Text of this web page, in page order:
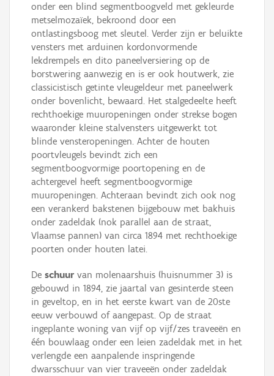
onder een blind segmentboogveld met gekleurde
metselmozaïek, bekroond door een
ontlastingsboog met sleutel. Verder zijn er beluikte
vensters met arduinen kordonvormende
lekdrempels en dito paneelversiering op de
borstwering aanwezig en is er ook houtwerk, zie
classicistisch getinte vleugeldeur met paneelwerk
onder bovenlicht, bewaard. Het stalgedeelte heeft
rechthoekige muuropeningen onder strekse bogen
waaronder kleine stalvensters uitgewerkt tot
blinde vensteropeningen. Achter de houten
poortvleugels bevindt zich een
segmentboogvormige poortopening en de
achtergevel heeft segmentboogvormige
muuropeningen. Achteraan bevindt zich ook nog
een verankerd bakstenen bijgebouw met bakhuis
onder zadeldak (nok parallel aan de straat,
Vlaamse pannen) van circa 1894 met rechthoekige
poorten onder houten latei.
De schuurvan molenaarshuis (huisnummer 3) is
gebouwd in 1894, zie jaartal van gesinterde steen
in geveltop, en in het eerste kwart van de 20ste
eeuw verbouwd of aangepast. Op de straat
ingeplante woning van vijf op vijf/zes traveeën en
één bouwlaag onder een leien zadeldak met in het
verlengde een aanpalende inspringende
dwarsschuur van vier traveeën onder zadeldak